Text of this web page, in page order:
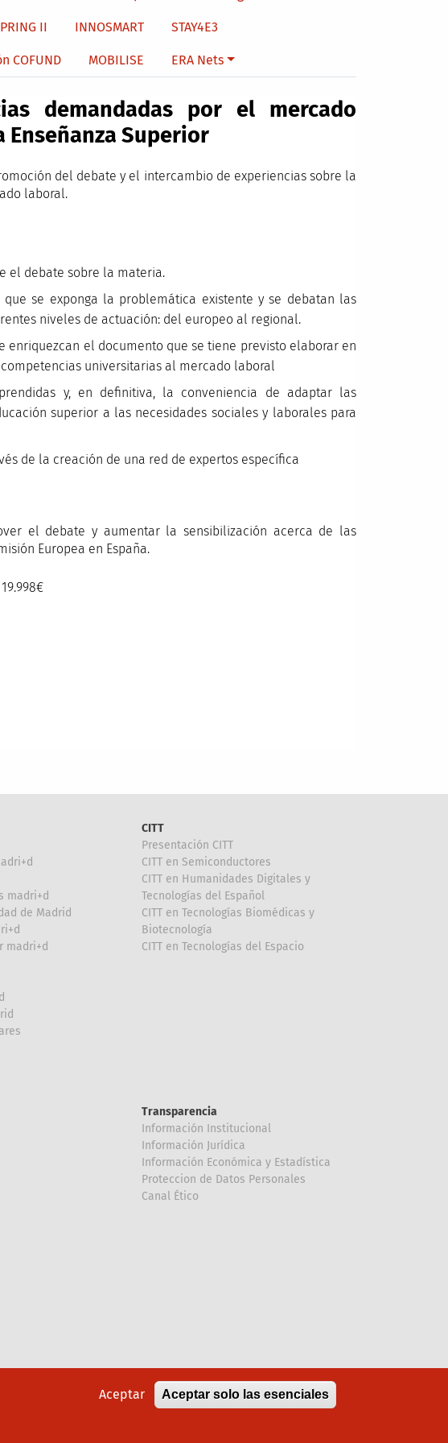
II INNOSMART STAY4E3
COFUND MOBILISE ERA Nets
demandadas por el mercado
Superior
del debate y el intercambio de experiencias sobre la
laboral.
el debate sobre la materia.
se exponga la problemática existente y se debatan las
niveles de actuación: del europeo al regional.
enriquezcan el documento que se tiene previsto elaborar en
universitarias al mercado laboral
y, en definitiva, la conveniencia de adaptar las
superior a las necesidades sociales y laborales para
de la creación de una red de expertos específica
el debate y aumentar la sensibilización acerca de las
Europea en España.
madri+d
de Madrid
madri+d
CITT
Presentación CITT
CITT en Semiconductores
CITT en Humanidades Digitales y
Tecnologías del Español
CITT en Tecnologías Biomédicas y
Biotecnología
CITT en Tecnologías del Espacio
Transparencia
Información Institucional
Información Jurídica
Información Económica y Estadística
Proteccion de Datos Personales
Canal Ético
Aceptar Aceptar solo las esenciales